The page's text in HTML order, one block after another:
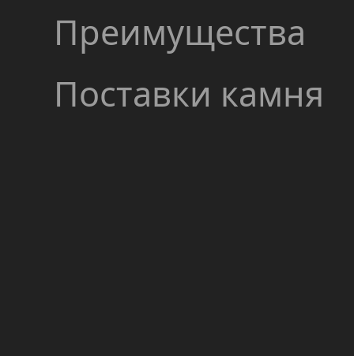
Преимущества
Поставки камня